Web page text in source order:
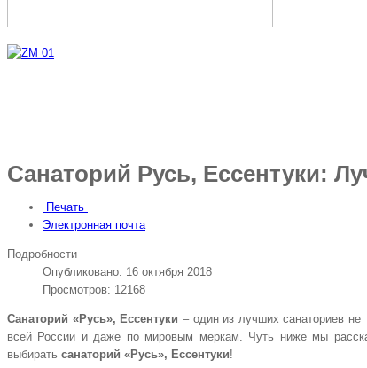
Санаторий Русь, Ессентуки:
Печать
Электронная почта
Подробности
Опубликовано: 16 октября 2018
Просмотров: 12168
Санаторий «Русь», Ессентуки – один из лучших санаториев не
всей России и даже по мировым меркам. Чуть ниже мы
выбирать санаторий «Русь», Ессентуки!